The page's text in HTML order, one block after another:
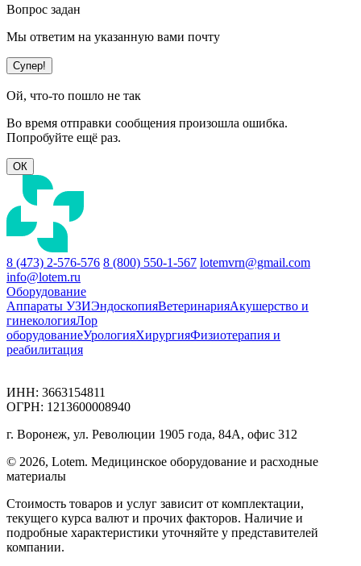
Вопрос задан
Мы ответим на указанную вами почту
Супер!
Ой, что-то пошло не так
Во время отправки сообщения произошла ошибка.
Попробуйте ещё раз.
ОК
8 (473) 2-576-576 8 (800) 550-1-567 lotemvrn@gmail.com
info@lotem.ru
Оборудование
Аппараты УЗИЭндоскопияВетеринарияАкушерство и
гинекологияЛор
оборудованиеУрологияХирургияФизиотерапия и
реабилитация
ИНН: 3663154811
ОГРН: 1213600008940
г. Воронеж, ул. Революции 1905 года, 84А, офис 312
© 2026, Lotem. Медицинское оборудование и расходные
материалы
Стоимость товаров и услуг зависит от комплектации,
текущего курса валют и прочих факторов. Наличие и
подробные характеристики уточняйте у представителей
компании.